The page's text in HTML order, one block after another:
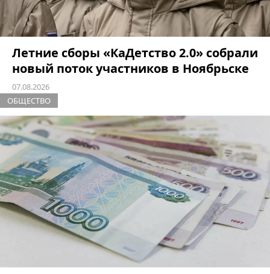
Летние сборы «КаДетство 2.0» собрали
новый поток участников в Ноябрьске
07.08.2026
ОБЩЕСТВО